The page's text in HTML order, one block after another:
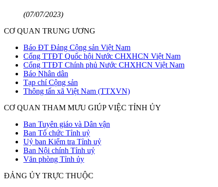
(07/07/2023)
CƠ QUAN TRUNG ƯƠNG
Báo ĐT Đảng Cộng sản Việt Nam
Cổng TTĐT Quốc hội Nước CHXHCN Việt Nam
Cổng TTĐT Chính phủ Nước CHXHCN Việt Nam
Báo Nhân dân
Tạp chí Cộng sản
Thông tấn xã Việt Nam (TTXVN)
CƠ QUAN THAM MƯU GIÚP VIỆC TỈNH ỦY
Ban Tuyên giáo và Dân vận
Ban Tổ chức Tỉnh uỷ
Uỷ ban Kiểm tra Tỉnh uỷ
Ban Nội chính Tỉnh uỷ
Văn phòng Tỉnh ủy
ĐẢNG ỦY TRỰC THUỘC